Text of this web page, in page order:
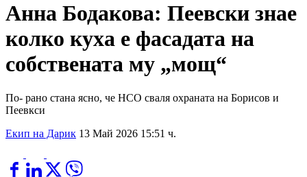
Анна Бодакова: Пеевски знае
колко куха е фасадата на
собствената му „мощ“
По- рано стана ясно, че НСО сваля охраната на Борисов и
Пеевкси
Екип на Дарик 13 Май 2026 15:51 ч.